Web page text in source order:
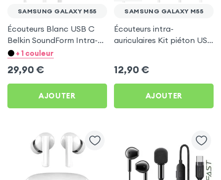
SAMSUNG GALAXY M55
Écouteurs Blanc USB C
Belkin SoundForm Intra-
auriculaires avec Micro
M55
+ 1 couleur
29,90 €
AJOUTER
SAMSUNG GALAXY M55
Écouteurs intra-
auriculaires Kit piéton USB
12,90 €
AJOUTER